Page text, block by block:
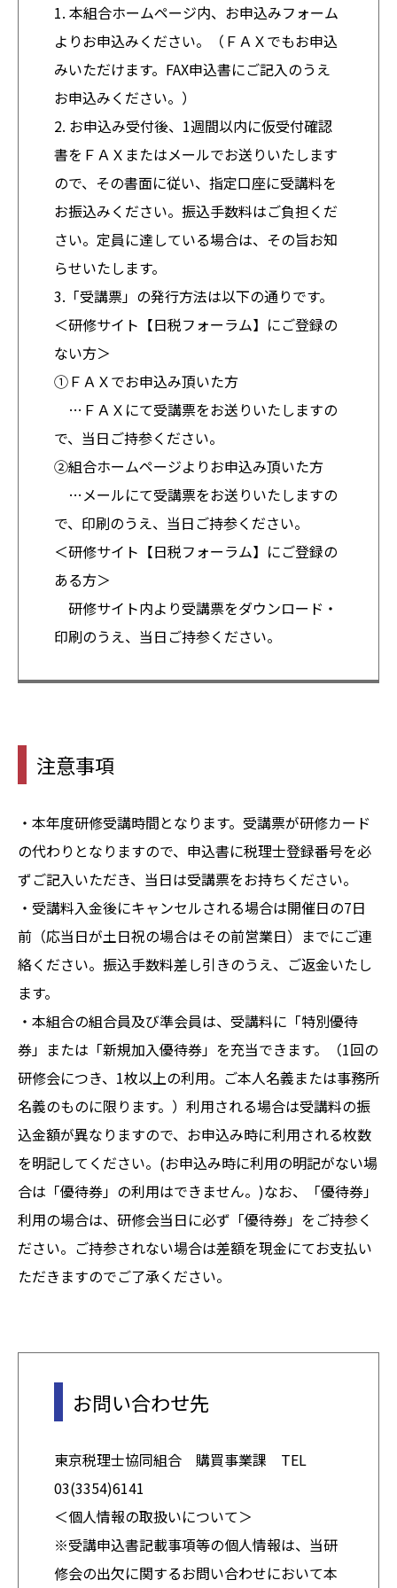
1. 本組合ホームページ内、お申込みフォーム
よりお申込みください。（ＦＡＸでもお申込
みいただけます。FAX申込書にご記入のうえ
お申込みください。）
2. お申込み受付後、1週間以内に仮受付確認
書をＦＡＸまたはメールでお送りいたします
ので、その書面に従い、指定口座に受講料を
お振込みください。振込手数料はご負担くだ
さい。定員に達している場合は、その旨お知
らせいたします。
3.「受講票」の発行方法は以下の通りです。
＜研修サイト【日税フォーラム】にご登録の
ない方＞
①ＦＡＸでお申込み頂いた方
…ＦＡＸにて受講票をお送りいたしますの
で、当日ご持参ください。
②組合ホームページよりお申込み頂いた方
…メールにて受講票をお送りいたしますの
で、印刷のうえ、当日ご持参ください。
＜研修サイト【日税フォーラム】にご登録の
ある方＞
研修サイト内より受講票をダウンロード・
印刷のうえ、当日ご持参ください。
注意事項
・本年度研修受講時間となります。受講票が研修カード
の代わりとなりますので、申込書に税理士登録番号を必
ずご記入いただき、当日は受講票をお持ちください。
・受講料入金後にキャンセルされる場合は開催日の7日
前（応当日が土日祝の場合はその前営業日）までにご連
絡ください。振込手数料差し引きのうえ、ご返金いたし
ます。
・本組合の組合員及び準会員は、受講料に「特別優待
券」または「新規加入優待券」を充当できます。（1回の
研修会につき、1枚以上の利用。ご本人名義または事務所
名義のものに限ります。）利用される場合は受講料の振
込金額が異なりますので、お申込み時に利用される枚数
を明記してください。(お申込み時に利用の明記がない場
合は「優待券」の利用はできません。)なお、「優待券」
利用の場合は、研修会当日に必ず「優待券」をご持参く
ださい。ご持参されない場合は差額を現金にてお支払い
ただきますのでご了承ください。
お問い合わせ先
東京税理士協同組合 購買事業課 TEL
03(3354)6141
＜個人情報の取扱いについて＞
※受講申込書記載事項等の個人情報は、当研
修会の出欠に関するお問い合わせにおいて本